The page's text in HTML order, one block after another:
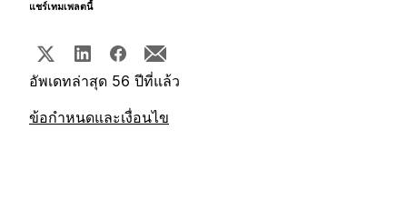
แชร์เทมเพลตนี้
อัพเดทล่าสุด 56 ปีที่แล้ว
ข้อกำหนดและเงื่อนไข